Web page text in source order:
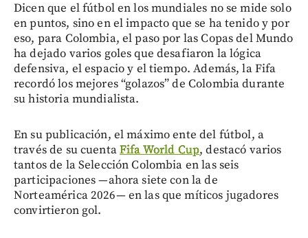
Dicen que el fútbol en los mundiales no se mide solo
en puntos, sino en el impacto que se ha tenido y por
eso, para Colombia, el paso por las Copas del Mundo
ha dejado varios goles que desafiaron la lógica
defensiva, el espacio y el tiempo. Además, la Fifa
recordó los mejores “golazos” de Colombia durante
su historia mundialista.
En su publicación, el máximo ente del fútbol, a
través de su cuentaFifa World Cup, destacó varios
tantos de la Selección Colombia en las seis
participaciones —ahora siete con la de
Norteamérica 2026— en las que míticos jugadores
convirtieron gol.